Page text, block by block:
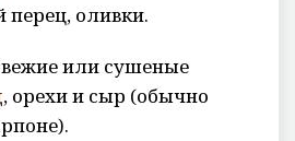
перец, оливки.
или сушеные
, орехи и сыр (обычно